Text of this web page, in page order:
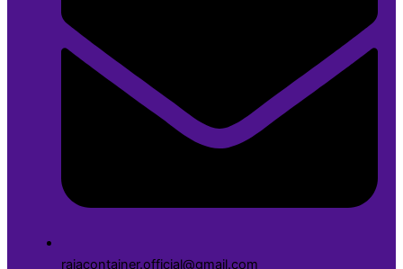
rajacontainer.official@gmail.com